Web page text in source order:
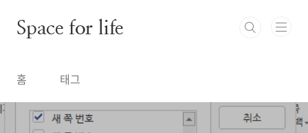
Space for life
홈 태그